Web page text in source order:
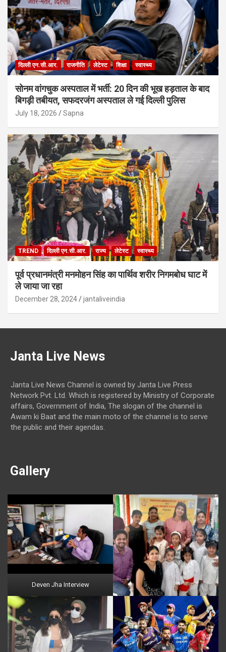
दिल्ली एन.सी.आर. राजनीति लेटेस्ट शिक्षा स्वास्थ्य
सोनम वांगचुक अस्पताल में भर्ती: 20 दिन की भूख हड़ताल के बाद
बिगड़ी तबीयत, सफदरजंग अस्पताल ले गई दिल्ली पुलिस
July 18, 2026 Sapna
TREND दिल्ली एन.सी.आर. राज्य लेटेस्ट स्वास्थ्य
पूर्व प्रधानमंत्री मनमोहन सिंह का पार्थिव शरीर निगमबोध घाट में
ले जाया जा रहा
December 28, 2024 jantaliveindia
Janta Live News
Janta Live News Channel is owned by Janta Live Press
Network Pvt. Ltd. Which is registered by Ministry of Corporate
affairs, Government of India, The slogan of the channel is
Awam ki Baat and the main moto of the channel is to serve
the public and their agendas.
Gallery
Deven Jha Interview